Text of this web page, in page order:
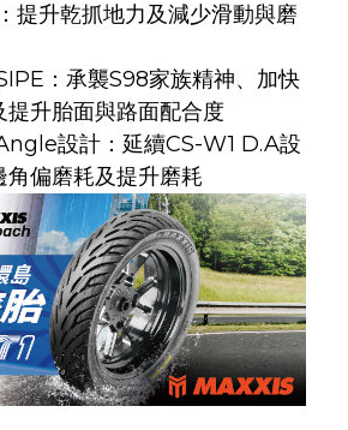
提升乾抓地力及減少滑動與磨
：承襲S98家族精神、加快
提升胎面與路面配合度
設計：延續CS-W1 D.A設
角偏磨耗及提升磨耗